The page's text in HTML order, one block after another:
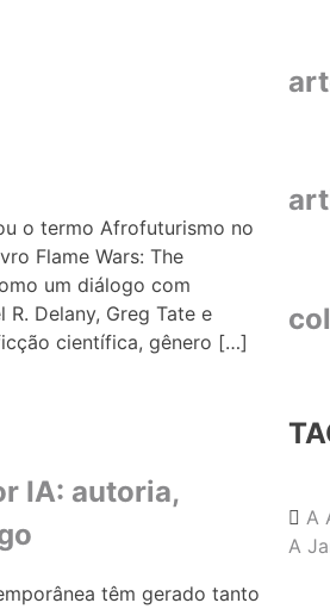
o termo Afrofuturismo no
Flame Wars: The
um diálogo com
Delany, Greg Tate e
científica, gênero […]
IA: autoria,
têm gerado tanto
A
A